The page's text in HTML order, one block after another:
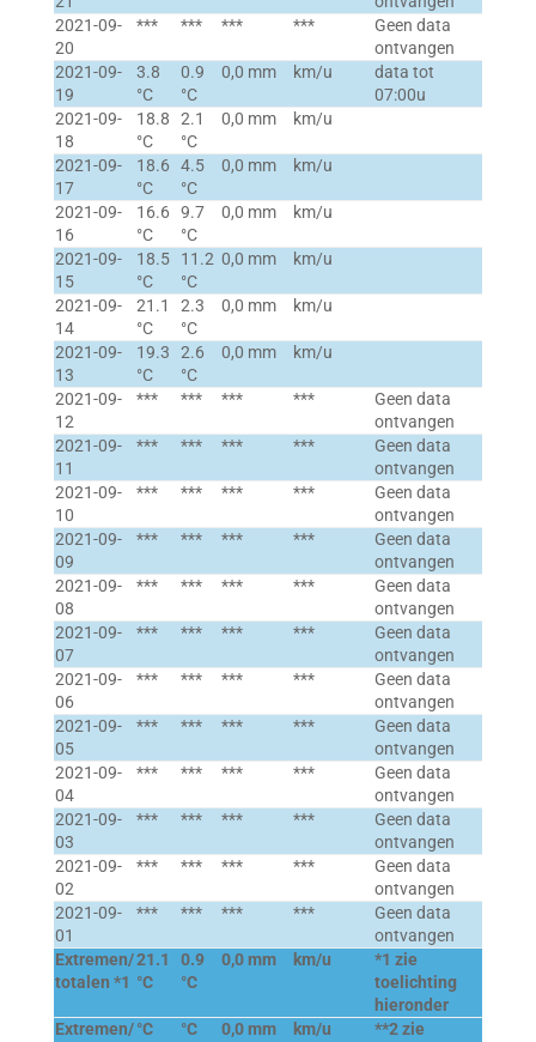
2021-09-
20
*** *** *** ***
Geen data
ontvangen
2021-09-
19
3.8
°C
0.9
°C
0,0 mm km/u
data tot
07:00u
2021-09-
18
18.8
°C
2.1
°C
0,0 mm km/u
2021-09-
17
18.6
°C
4.5
°C
0,0 mm km/u
2021-09-
16
16.6
°C
9.7
°C
0,0 mm km/u
2021-09-
15
18.5
°C
11.2
°C
0,0 mm km/u
2021-09-
14
21.1
°C
2.3
°C
0,0 mm km/u
2021-09-
13
19.3
°C
2.6
°C
0,0 mm km/u
2021-09-
12
*** *** *** ***
Geen data
ontvangen
2021-09-
11
*** *** *** ***
Geen data
ontvangen
2021-09-
10
*** *** *** ***
Geen data
ontvangen
2021-09-
09
*** *** *** ***
Geen data
ontvangen
2021-09-
08
*** *** *** ***
Geen data
ontvangen
2021-09-
07
*** *** *** ***
Geen data
ontvangen
2021-09-
06
*** *** *** ***
Geen data
ontvangen
2021-09-
05
*** *** *** ***
Geen data
ontvangen
2021-09-
04
*** *** *** ***
Geen data
ontvangen
2021-09-
03
*** *** *** ***
Geen data
ontvangen
2021-09-
02
*** *** *** ***
Geen data
ontvangen
2021-09-
01
*** *** *** ***
Geen data
ontvangen
Extremen/
totalen *1
21.1
°C
0.9
°C
0,0 mm km/u
*1 zie
toelichting
hieronder
Extremen/ °C °C 0,0 mm km/u
**2 zie